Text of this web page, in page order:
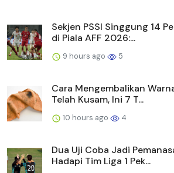
Sekjen PSSI Singgung 14
di Piala AFF 2026:...
9 hours ago 5
Cara Mengembalikan
Telah Kusam, Ini 7 T...
10 hours ago 4
Dua Uji Coba Jadi
Hadapi Tim Liga 1 Pek...